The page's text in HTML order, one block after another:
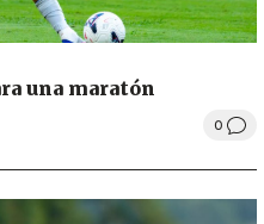
una maratón
0